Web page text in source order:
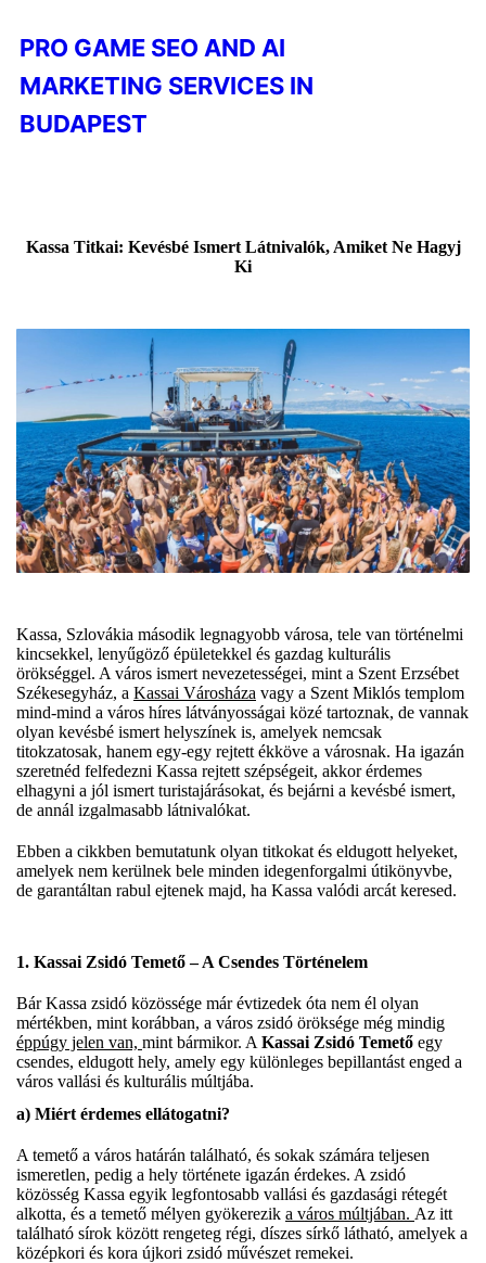
PRO GAME SEO AND AI
MARKETING SERVICES IN
BUDAPEST
Kassa Titkai: Kevésbé Ismert Látnivalók, Amiket Ne Hagyj
Ki
Kassa, Szlovákia második legnagyobb városa, tele van történelmi
kincsekkel, lenyűgöző épületekkel és gazdag kulturális
örökséggel. A város ismert nevezetességei, mint a Szent Erzsébet
Székesegyház, a Kassai Városháza vagy a Szent Miklós templom
mind-mind a város híres látványosságai közé tartoznak, de vannak
olyan kevésbé ismert helyszínek is, amelyek nemcsak
titokzatosak, hanem egy-egy rejtett ékköve a városnak. Ha igazán
szeretnéd felfedezni Kassa rejtett szépségeit, akkor érdemes
elhagyni a jól ismert turistajárásokat, és bejárni a kevésbé ismert,
de annál izgalmasabb látnivalókat.
Ebben a cikkben bemutatunk olyan titkokat és eldugott helyeket,
amelyek nem kerülnek bele minden idegenforgalmi útikönyvbe,
de garantáltan rabul ejtenek majd, ha Kassa valódi arcát keresed.
1. Kassai Zsidó Temető – A Csendes Történelem
Bár Kassa zsidó közössége már évtizedek óta nem él olyan
mértékben, mint korábban, a város zsidó öröksége még mindig
éppúgy jelen van, mint bármikor. A Kassai Zsidó Temető egy
csendes, eldugott hely, amely egy különleges bepillantást enged a
város vallási és kulturális múltjába.
a) Miért érdemes ellátogatni?
A temető a város határán található, és sokak számára teljesen
ismeretlen, pedig a hely története igazán érdekes. A zsidó
közösség Kassa egyik legfontosabb vallási és gazdasági rétegét
alkotta, és a temető mélyen gyökerezik a város múltjában. Az itt
található sírok között rengeteg régi, díszes sírkő látható, amelyek a
középkori és kora újkori zsidó művészet remekei.